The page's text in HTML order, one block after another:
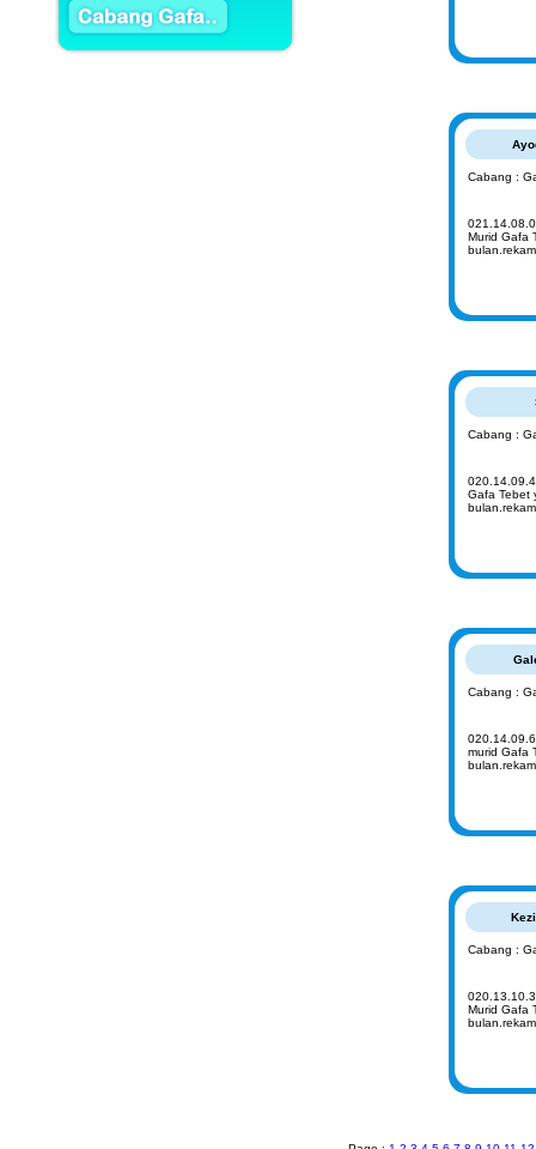
Cabang :
Murid Gafa
Cabang :
Gafa Tebet
Cabang :
murid Gafa
Cabang :
Murid Gafa